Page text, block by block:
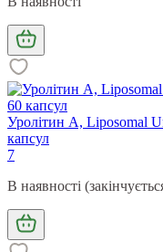
Уролітин А, Liposomal
капсул
7
В наявності